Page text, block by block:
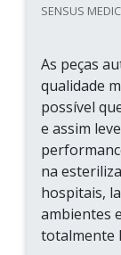
SENSUS
As peças
qualidade
possível
e assim
na
hospitais,
ambientes
totalmente